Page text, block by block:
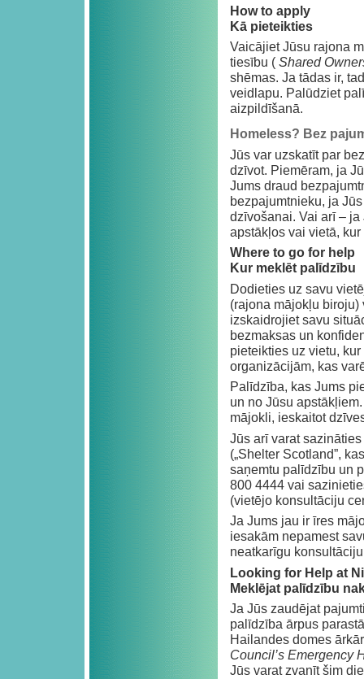
How to apply
Kā pieteikties
Vaicājiet Jūsu rajona
tiesību ( Shared
shēmas. Ja tādas ir,
veidlapu. Palūdziet
aizpildīšanā.
Homeless? Bez
Jūs var uzskatīt par
dzīvot. Piemēram, ja
Jums draud
bezpajumtnieku, ja
dzīvošanai. Vai arī –
apstākļos vai vietā,
Where to go for help
Kur meklēt palīdzību
Dodieties uz savu
(rajona mājokļu
izskaidrojiet savu
bezmaksas un
pieteikties uz vietu,
organizācijām, kas
Palīdzība, kas Jums
un no Jūsu
mājokli, ieskaitot
Jūs arī varat
(„Shelter Scotland”,
saņemtu palīdzību un
800 4444 vai
(vietējo konsultāciju
Ja Jums jau ir īres
iesakām nepamest
neatkarīgu
Looking for Help at
Meklējat palīdzību
Ja Jūs zaudējat
palīdzība ārpus
Hailandes domes
Council’s Emergency
Jūs varat zvanīt šim